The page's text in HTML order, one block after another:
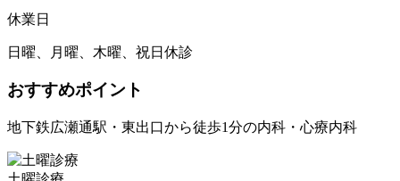
休業日
日曜、月曜、木曜、祝日休診
おすすめポイント
地下鉄広瀬通駅・東出口から徒歩1分の内科・心療内科